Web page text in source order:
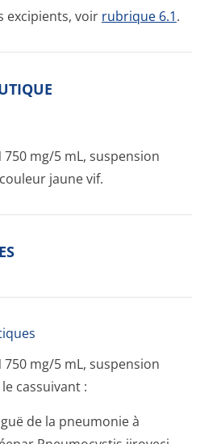
excipients, voir rubrique 6.1.
750 mg/5 mL, suspension
jaune vif.
750 mg/5 mL, suspension
cassuivant :
de la pneumonie à